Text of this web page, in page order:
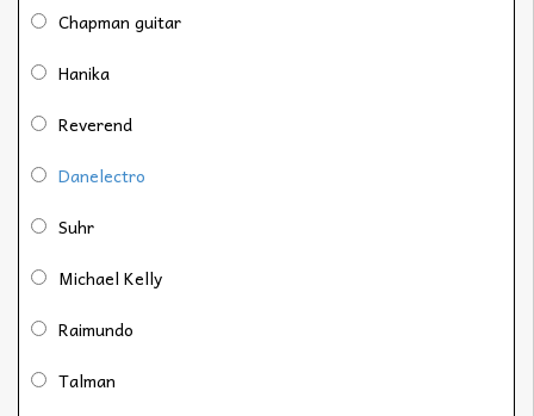
Chapman guitar
Hanika
Reverend
Danelectro
Suhr
Michael Kelly
Raimundo
Talman